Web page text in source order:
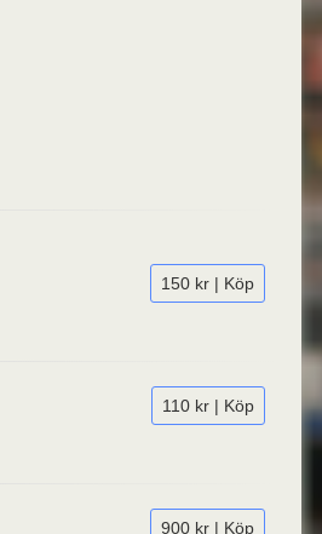
150 kr | Köp
110 kr | Köp
900 kr | Köp